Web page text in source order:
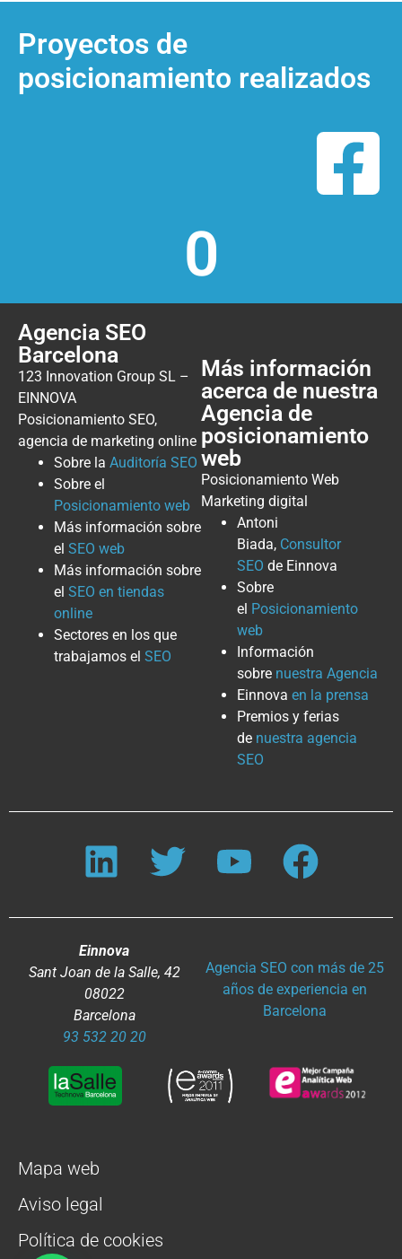
Proyectos de
posicionamiento realizados
0
Agencia SEO
Barcelona
123 Innovation Group SL –
EINNOVA
Posicionamiento SEO,
agencia de marketing online
Sobre la Auditoría SEO
Sobre el
Posicionamiento web
Más información sobre
el SEO web
Más información sobre
el SEO en tiendas
online
Sectores en los que
trabajamos el SEO
Más información
acerca de nuestra
Agencia de
posicionamiento
web
Posicionamiento Web
Marketing digital
Antoni
Biada, Consultor
SEO de Einnova
Sobre
el Posicionamiento
web
Información
sobre nuestra Agencia
Einnova en la prensa
Premios y ferias
de nuestra agencia
SEO
Einnova
Sant Joan de la Salle, 42
08022
Barcelona
93 532 20 20
Agencia SEO con más de 25
años de experiencia en
Barcelona
Mapa web
Aviso legal
Política de cookies